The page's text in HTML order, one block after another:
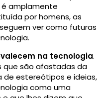
amplamente
por homens, as
ver como futuras
na tecnologia.
que são afastadas da
de estereótipos e ideias,
como uma